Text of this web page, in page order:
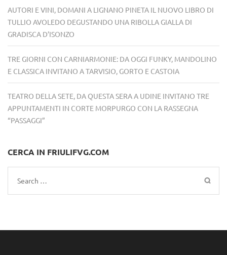
AUTORI E VINI, DOMANI A LIGNANO PINETA IL NUOVO LIBRO DI
TULLIO AVOLEDO DEGUSTANDO UNA RIBOLLA GIALLA DI
GRADISCA D’ISONZO
TRE GIORNI CON CARNIARMONIE: DA OGGI FUNKY, MANDOLINO
E CLASSICA INVITANO A TARVISIO, GORTO E CASTOIA
TEATRO DELLA SETE, DA QUESTA SERA A UDINE INVITANO TRE
APPUNTAMENTI IN CORTE MORPURGO CON LA RASSEGNA
“PASSAGGI”
CERCA IN FRIULIFVG.COM
Search
for: